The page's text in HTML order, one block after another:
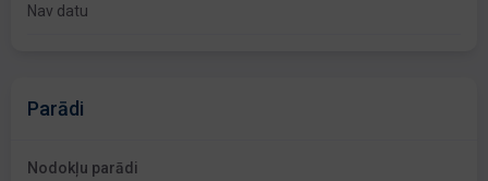
Nav datu
Parādi
Nodokļu parādi